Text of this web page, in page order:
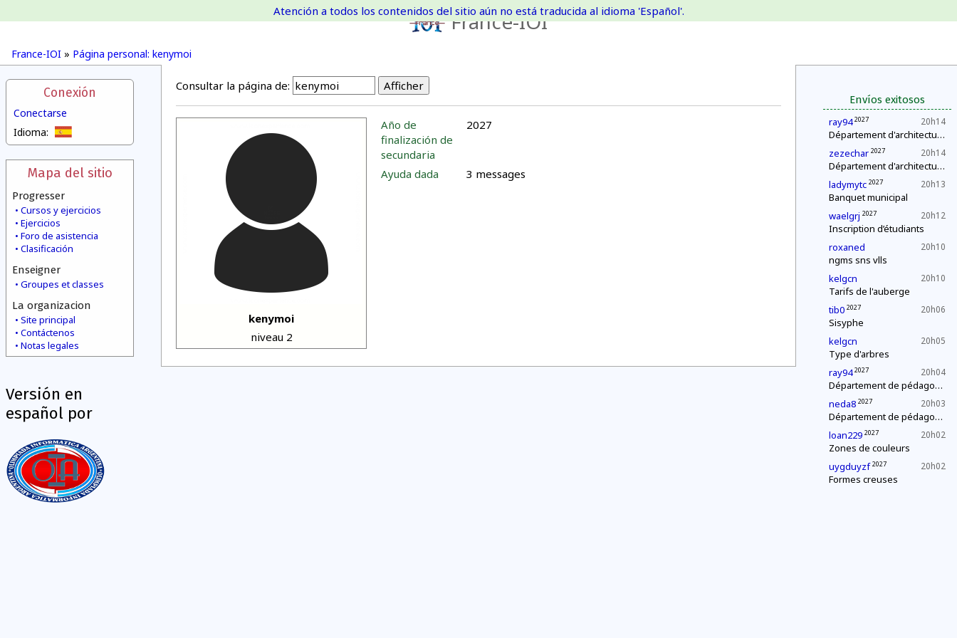
France-IOI
France-IOI » Página personal: kenymoi
Atención a todos los contenidos del sitio aún no está traducida al idioma 'Español'.
Conexión
Conectarse
Idioma:
Mapa del sitio
Progresser
Cursos y ejercicios
Ejercicios
Foro de asistencia
Clasificación
Enseigner
Groupes et classes
La organizacion
Site principal
Contáctenos
Notas legales
Versión en
español por
Envíos exitosos
20h14
ray94 2027
Département d'architecture : construction d'une pyramide
20h14
zezechar 2027
Département d'architecture : construction d'une pyramide
20h13
ladymytc 2027
Banquet municipal
20h12
waelgrj 2027
Inscription d’étudiants
20h10
roxaned
ngms sns vlls
20h10
kelgcn
Tarifs de l'auberge
20h06
tib0 2027
Sisyphe
20h05
kelgcn
Type d'arbres
20h04
ray94 2027
Département de pédagogie : le « c'est plus, c'est moins »
20h03
neda8 2027
Département de pédagogie : le « c'est plus, c'est moins »
20h02
loan229 2027
Zones de couleurs
20h02
uygduyzf 2027
Formes creuses
Consultar la página de:
kenymoi
niveau 2
Año de
finalización de
secundaria
2027
Ayuda dada 3 messages